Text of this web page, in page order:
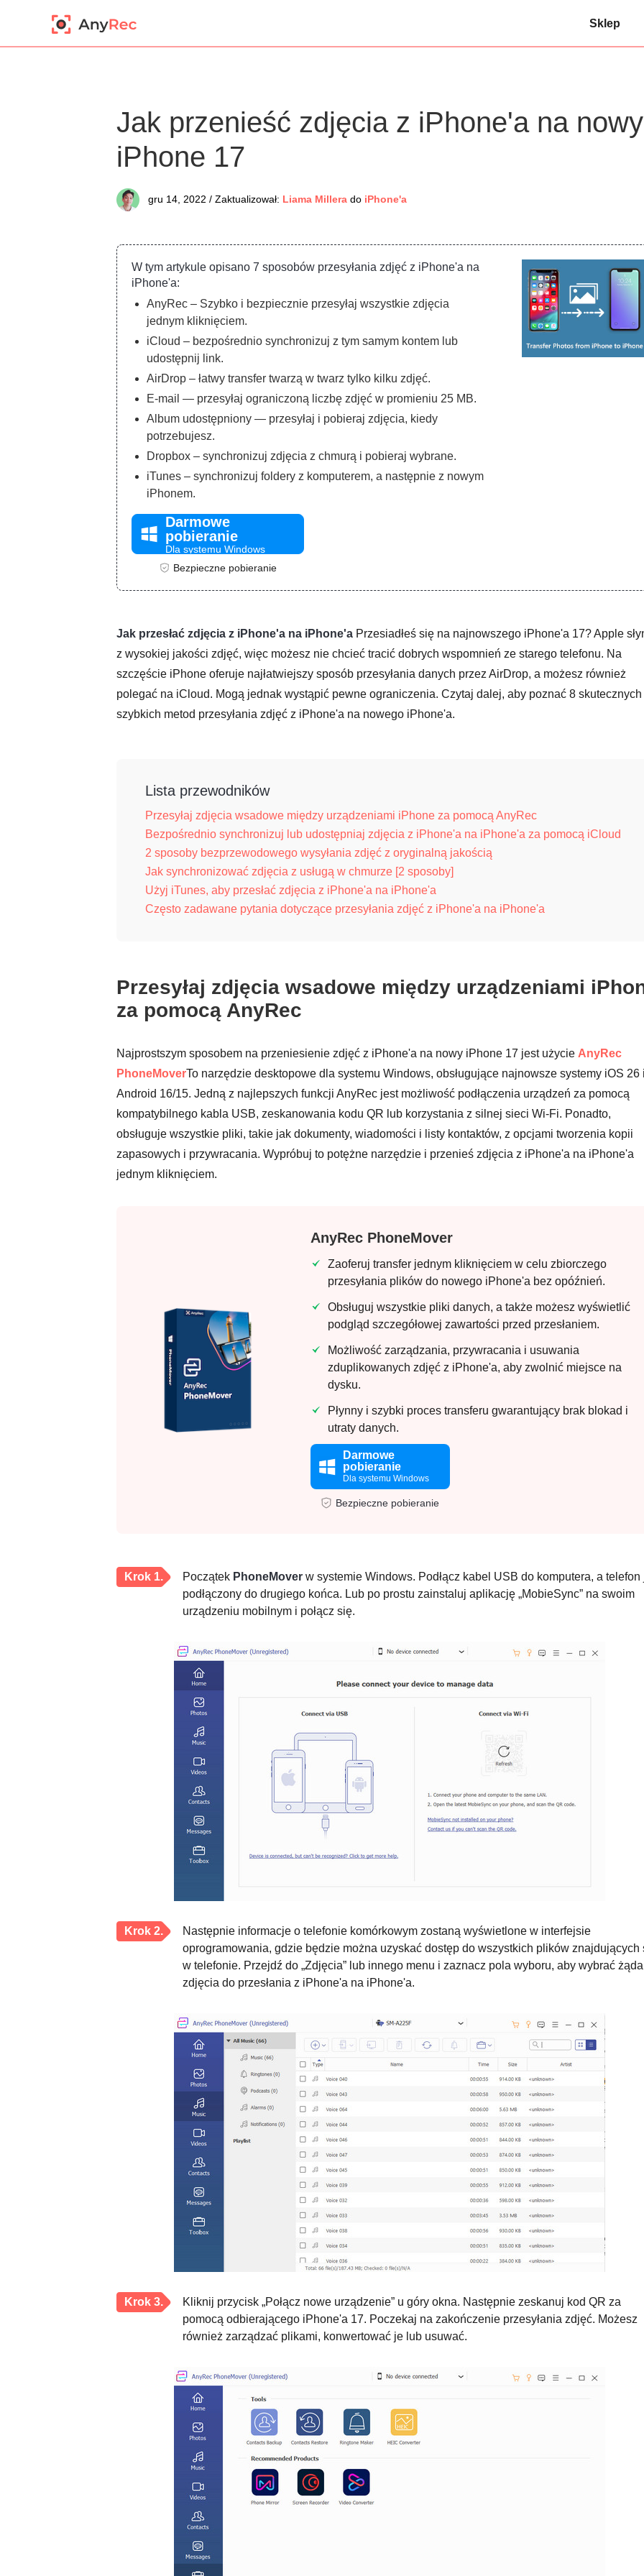
Sklep
Jak przenieść zdjęcia z iPhone'a na nowy
iPhone 17
gru 14, 2022 / Zaktualizował: Liama Millera do iPhone'a
W tym artykule opisano 7 sposobów przesyłania zdjęć z iPhone'a na
iPhone'a:
AnyRec – Szybko i bezpiecznie przesyłaj wszystkie zdjęcia
jednym kliknięciem.
iCloud – bezpośrednio synchronizuj z tym samym kontem lub
udostępnij link.
AirDrop – łatwy transfer twarzą w twarz tylko kilku zdjęć.
E-mail — przesyłaj ograniczoną liczbę zdjęć w promieniu 25 MB.
Album udostępniony — przesyłaj i pobieraj zdjęcia, kiedy
potrzebujesz.
Dropbox – synchronizuj zdjęcia z chmurą i pobieraj wybrane.
iTunes – synchronizuj foldery z komputerem, a następnie z nowym
iPhonem.
Darmowe
pobieranie
Dla systemu Windows
Bezpieczne pobieranie
Jak przesłać zdjęcia z iPhone'a na iPhone'a Przesiadłeś się na najnowszego iPhone'a 17? Apple
z wysokiej jakości zdjęć, więc możesz nie chcieć tracić dobrych wspomnień ze starego telefonu. Na
szczęście iPhone oferuje najłatwiejszy sposób przesyłania danych przez AirDrop, a możesz również
polegać na iCloud. Mogą jednak wystąpić pewne ograniczenia. Czytaj dalej, aby poznać 8 skutecznych
szybkich metod przesyłania zdjęć z iPhone'a na nowego iPhone'a.
Lista przewodników
Przesyłaj zdjęcia wsadowe między urządzeniami iPhone za pomocą AnyRec
Bezpośrednio synchronizuj lub udostępniaj zdjęcia z iPhone'a na iPhone'a za pomocą iCloud
2 sposoby bezprzewodowego wysyłania zdjęć z oryginalną jakością
Jak synchronizować zdjęcia z usługą w chmurze [2 sposoby]
Użyj iTunes, aby przesłać zdjęcia z iPhone'a na iPhone'a
Często zadawane pytania dotyczące przesyłania zdjęć z iPhone'a na iPhone'a
Przesyłaj zdjęcia wsadowe między urządzeniami
za pomocą AnyRec
Najprostszym sposobem na przeniesienie zdjęć z iPhone'a na nowy iPhone 17 jest użycie AnyRec
PhoneMoverTo narzędzie desktopowe dla systemu Windows, obsługujące najnowsze systemy iOS 26
Android 16/15. Jedną z najlepszych funkcji AnyRec jest możliwość podłączenia urządzeń za pomocą
kompatybilnego kabla USB, zeskanowania kodu QR lub korzystania z silnej sieci Wi-Fi. Ponadto,
obsługuje wszystkie pliki, takie jak dokumenty, wiadomości i listy kontaktów, z opcjami tworzenia kopii
zapasowych i przywracania. Wypróbuj to potężne narzędzie i przenieś zdjęcia z iPhone'a na iPhone'a
jednym kliknięciem.
AnyRec PhoneMover
Zaoferuj transfer jednym kliknięciem w celu zbiorczego
przesyłania plików do nowego iPhone'a bez opóźnień.
Obsługuj wszystkie pliki danych, a także możesz wyświetlić
podgląd szczegółowej zawartości przed przesłaniem.
Możliwość zarządzania, przywracania i usuwania
zduplikowanych zdjęć z iPhone'a, aby zwolnić miejsce na
dysku.
Płynny i szybki proces transferu gwarantujący brak blokad i
utraty danych.
Darmowe
pobieranie
Dla systemu Windows
Bezpieczne pobieranie
Krok 1. Początek PhoneMover w systemie Windows. Podłącz kabel USB do komputera, a telefon
podłączony do drugiego końca. Lub po prostu zainstaluj aplikację „MobieSync” na swoim
urządzeniu mobilnym i połącz się.
Krok 2.
Następnie informacje o telefonie komórkowym zostaną wyświetlone w interfejsie
oprogramowania, gdzie będzie można uzyskać dostęp do wszystkich plików znajdujących
w telefonie. Przejdź do „Zdjęcia” lub innego menu i zaznacz pola wyboru, aby wybrać
zdjęcia do przesłania z iPhone'a na iPhone'a.
Krok 3.
Kliknij przycisk „Połącz nowe urządzenie” u góry okna. Następnie zeskanuj kod QR za
pomocą odbierającego iPhone'a 17. Poczekaj na zakończenie przesyłania zdjęć. Możesz
również zarządzać plikami, konwertować je lub usuwać.